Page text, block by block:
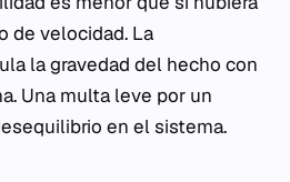
de velocidad. La
la gravedad del hecho con
Una multa leve por un
en el sistema.